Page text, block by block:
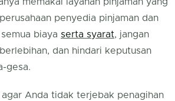
memakai layanan pinjaman yang
penyedia pinjaman dan
biaya serta syarat, jangan
dan hindari keputusan
gesa.
Anda tidak terjebak penagihan